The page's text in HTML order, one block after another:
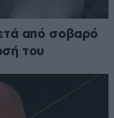
από σοβαρό
του